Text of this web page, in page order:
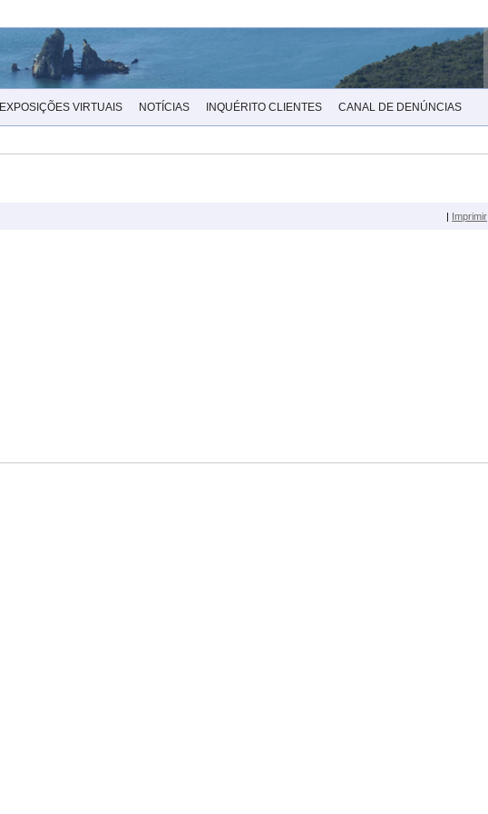
EXPOSIÇÕES VIRTUAIS NOTÍCIAS INQUÉRITO CLIENTES CANAL DE DENÚNCIAS
| Imprimir